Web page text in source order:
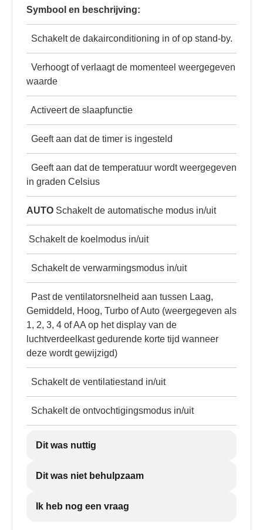
Symbool en beschrijving:
Schakelt de dakairconditioning in of op stand-by.
Verhoogt of verlaagt de momenteel weergegeven
waarde
Activeert de slaapfunctie
Geeft aan dat de timer is ingesteld
Geeft aan dat de temperatuur wordt weergegeven
in graden Celsius
AUTO Schakelt de automatische modus in/uit
Schakelt de koelmodus in/uit
Schakelt de verwarmingsmodus in/uit
Past de ventilatorsnelheid aan tussen Laag,
Gemiddeld, Hoog, Turbo of Auto (weergegeven als
1, 2, 3, 4 of AA op het display van de
luchtverdeelkast gedurende korte tijd wanneer
deze wordt gewijzigd)
Schakelt de ventilatiestand in/uit
Schakelt de ontvochtigingsmodus in/uit
Dit was nuttig
Dit was niet behulpzaam
Ik heb nog een vraag